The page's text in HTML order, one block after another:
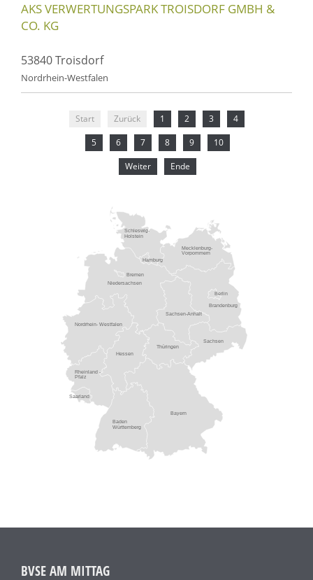
AKS VERWERTUNGSPARK TROISDORF GMBH &
CO. KG
53840 Troisdorf
Nordrhein-Westfalen
Start Zurück 1 2 3 4
5 6 7 8 9 10
Weiter Ende
Baden
Württemberg
Bayern
Brandenburg
Hessen
Mecklenburg-
Vorpommern
Niedersachsen
Nordrhein- Westfalen
Rheinland -
Pfalz
Sachsen
Sachsen-Anhalt
Schleswig-
Holstein
Thüringen
Berlin
Bremen
Hamburg
Saarland
BVSE AM MITTAG